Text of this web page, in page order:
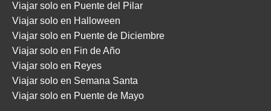
Viajar solo en Puente del Pilar
Viajar solo en Halloween
Viajar solo en Puente de Diciembre
Viajar solo en Fin de Año
Viajar solo en Reyes
Viajar solo en Semana Santa
Viajar solo en Puente de Mayo